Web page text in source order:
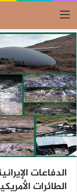
القائمة
الدفاعات